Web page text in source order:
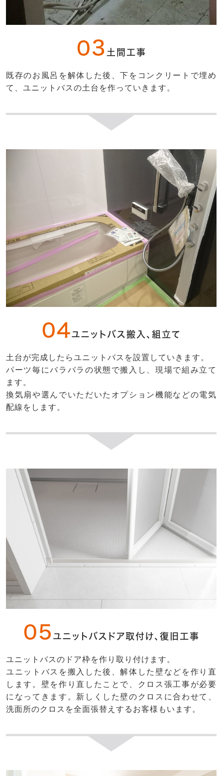
03 土間工事
既存のお風呂を解体した後、下をコンクリートで埋め
て、ユニットバスの土台を作っていきます。
04ユニットバス搬入、組立て
土台が完成したらユニットバスを設置していきます。
パーツ毎にバラバラの状態で搬入し、現場で組み立て
ます。
換気扇や選んでいただいたオプション機能などの電気
配線をします。
05 ユニットバスドア取付け、復旧工事
ユニットバスのドア枠を作り取り付けます。
ユニットバスを搬入した後、解体した壁などを作り直
します。壁を作り直したことで、クロス張工事が必要
になってきます。新しくした壁のクロスに合わせて、
洗面所のクロスを全面張替えするお客様もいます。